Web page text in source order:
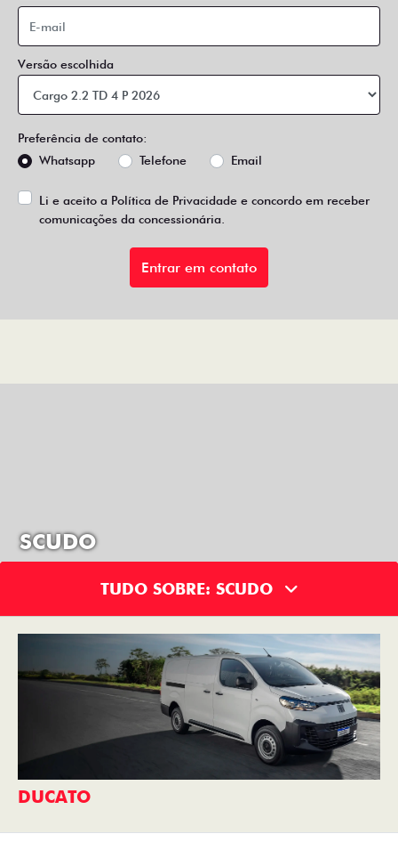
Versão escolhida
Preferência de contato:
Whatsapp
Telefone Email
Li e aceito a Política de Privacidade e concordo em receber
comunicações da concessionária.
Entrar em contato
SCUDO
TUDO SOBRE: SCUDO
DUCATO